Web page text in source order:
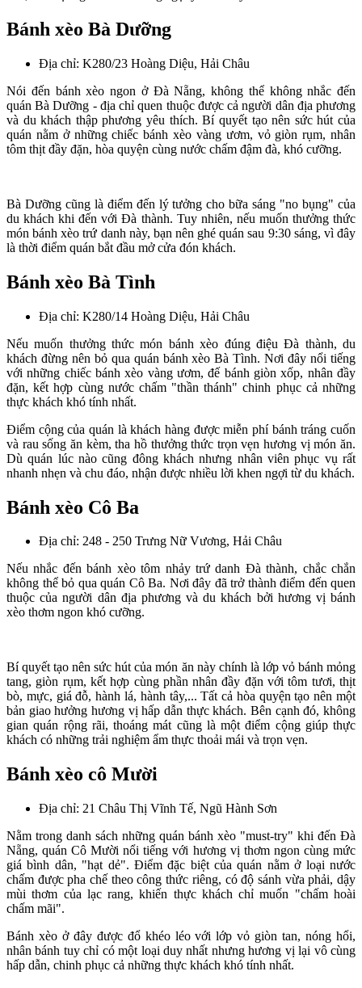
Bánh xèo Bà Dưỡng
Địa chỉ: K280/23 Hoàng Diệu, Hải Châu
Nói đến bánh xèo ngon ở Đà Nẵng, không thể không nhắc đến
quán Bà Dưỡng - địa chỉ quen thuộc được cả người dân địa phương
và du khách thập phương yêu thích. Bí quyết tạo nên sức hút của
quán nằm ở những chiếc bánh xèo vàng ươm, vỏ giòn rụm, nhân
tôm thịt đầy đặn, hòa quyện cùng nước chấm đậm đà, khó cưỡng.
Bà Dưỡng cũng là điểm đến lý tưởng cho bữa sáng "no bụng" của
du khách khi đến với Đà thành. Tuy nhiên, nếu muốn thưởng thức
món bánh xèo trứ danh này, bạn nên ghé quán sau 9:30 sáng, vì đây
là thời điểm quán bắt đầu mở cửa đón khách.
Bánh xèo Bà Tình
Địa chỉ: K280/14 Hoàng Diệu, Hải Châu
Nếu muốn thưởng thức món bánh xèo đúng điệu Đà thành, du
khách đừng nên bỏ qua quán bánh xèo Bà Tình. Nơi đây nổi tiếng
với những chiếc bánh xèo vàng ươm, đế bánh giòn xốp, nhân đầy
đặn, kết hợp cùng nước chấm "thần thánh" chinh phục cả những
thực khách khó tính nhất.
Điểm cộng của quán là khách hàng được miễn phí bánh tráng cuốn
và rau sống ăn kèm, tha hồ thưởng thức trọn vẹn hương vị món ăn.
Dù quán lúc nào cũng đông khách nhưng nhân viên phục vụ rất
nhanh nhẹn và chu đáo, nhận được nhiều lời khen ngợi từ du khách.
Bánh xèo Cô Ba
Địa chỉ: 248 - 250 Trưng Nữ Vương, Hải Châu
Nếu nhắc đến bánh xèo tôm nhảy trứ danh Đà thành, chắc chắn
không thể bỏ qua quán Cô Ba. Nơi đây đã trở thành điểm đến quen
thuộc của người dân địa phương và du khách bởi hương vị bánh
xèo thơm ngon khó cưỡng.
Bí quyết tạo nên sức hút của món ăn này chính là lớp vỏ bánh mỏng
tang, giòn rụm, kết hợp cùng phần nhân đầy đặn với tôm tươi, thịt
bò, mực, giá đỗ, hành lá, hành tây,... Tất cả hòa quyện tạo nên một
bản giao hưởng hương vị hấp dẫn thực khách. Bên cạnh đó, không
gian quán rộng rãi, thoáng mát cũng là một điểm cộng giúp thực
khách có những trải nghiệm ẩm thực thoải mái và trọn vẹn.
Bánh xèo cô Mười
Địa chỉ: 21 Châu Thị Vĩnh Tế, Ngũ Hành Sơn
Nằm trong danh sách những quán bánh xèo "must-try" khi đến Đà
Nẵng, quán Cô Mười nổi tiếng với hương vị thơm ngon cùng mức
giá bình dân, "hạt dẻ". Điểm đặc biệt của quán nằm ở loại nước
chấm được pha chế theo công thức riêng, có độ sánh vừa phải, dậy
mùi thơm của lạc rang, khiến thực khách chỉ muốn "chấm hoài
chấm mãi".
Bánh xèo ở đây được đổ khéo léo với lớp vỏ giòn tan, nóng hổi,
nhân bánh tuy chỉ có một loại duy nhất nhưng hương vị lại vô cùng
hấp dẫn, chinh phục cả những thực khách khó tính nhất.